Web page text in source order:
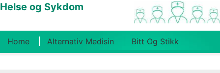
Helse og Sykdom
Home Alternativ Medisin Bitt Og Stikk